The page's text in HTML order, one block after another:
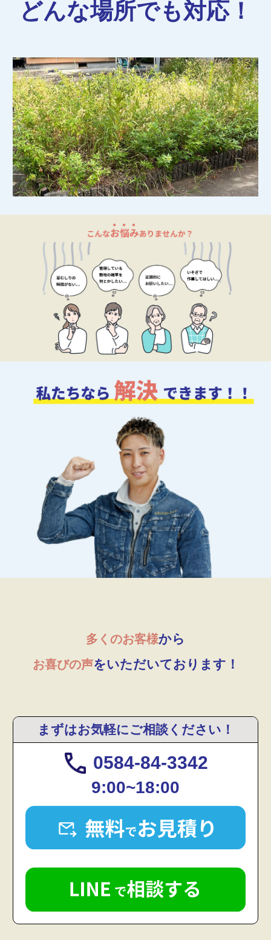
どんな場所でも対応！
多くのお客様から
お喜びの声をいただいております！
まずはお気軽にご相談ください！
0584-84-3342
9:00~18:00